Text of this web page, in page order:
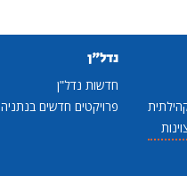
נדל"ן
חדשות נדל"ן
פרויקטים חדשים בנתניה